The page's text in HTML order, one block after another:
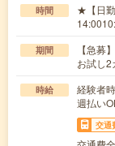
時間
★【日
期間
【急募
お試し2
時給
経験者
週払い
交通